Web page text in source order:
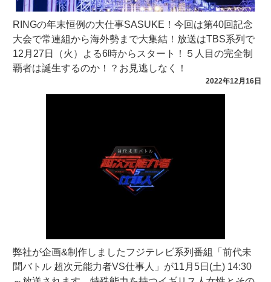
2022年12月16日
RINGの年末恒例の大仕事SASUKE！今回は第40回記念
大会で常連組から海外勢まで大集結！放送はTBS系列で
12月27日（火）よる6時からスタート！５人目の完全制
覇者は誕生するのか！？お見逃しなく！
弊社が企画&制作しましたフジテレビ系列番組「前代未
聞バトル 超次元能力者VS仕事人」が11月5日(土) 14:30